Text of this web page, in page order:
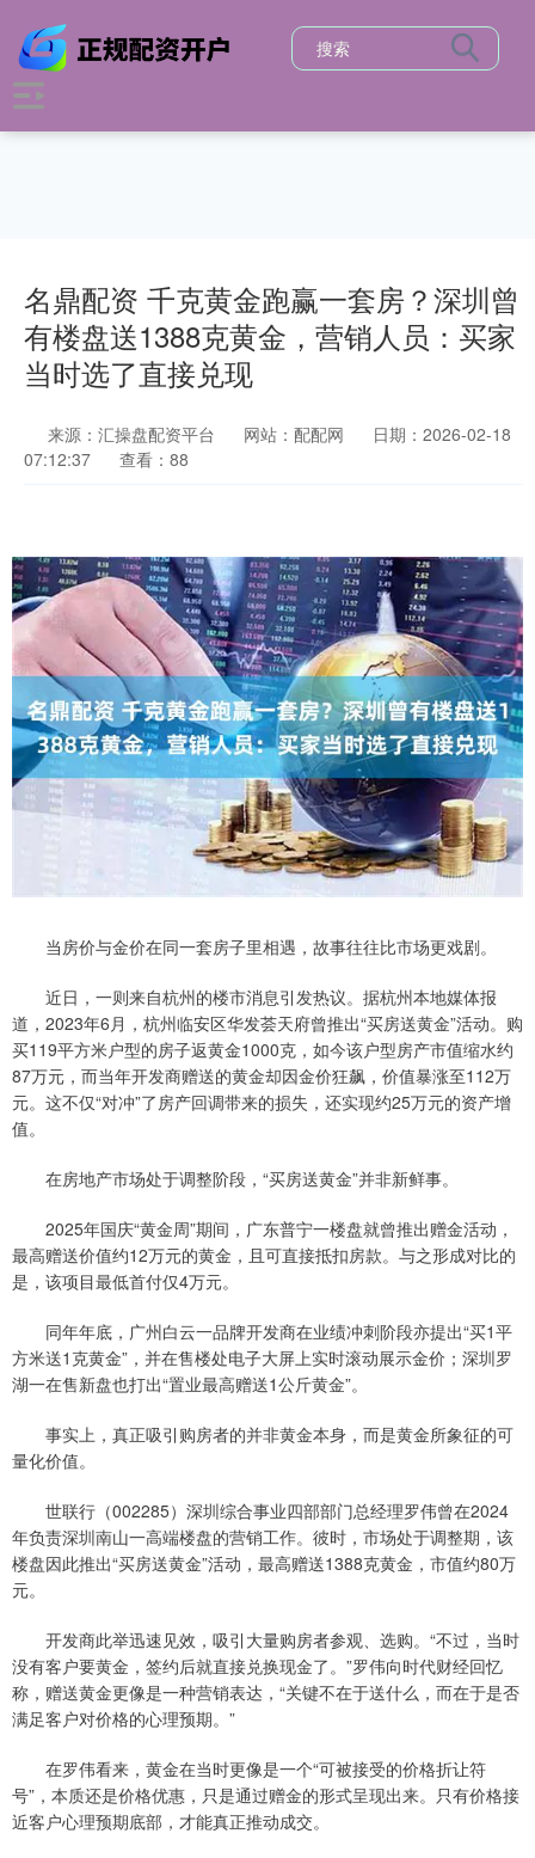
名鼎配资 千克黄金跑赢一套房？深圳曾
有楼盘送1388克黄金，营销人员：买家
当时选了直接兑现
来源：汇操盘配资平台 网站：配配网
日期：2026-02-18
07:12:37
查看：88
当房价与金价在同一套房子里相遇，故事往往比市场更戏剧。
近日，一则来自杭州的楼市消息引发热议。据杭州本地媒体报
道，2023年6月，杭州临安区华发荟天府曾推出“买房送黄金”活动。购
买119平方米户型的房子返黄金1000克，如今该户型房产市值缩水约
87万元，而当年开发商赠送的黄金却因金价狂飙，价值暴涨至112万
元。这不仅“对冲”了房产回调带来的损失，还实现约25万元的资产增
值。
在房地产市场处于调整阶段，“买房送黄金”并非新鲜事。
2025年国庆“黄金周”期间，广东普宁一楼盘就曾推出赠金活动，
最高赠送价值约12万元的黄金，且可直接抵扣房款。与之形成对比的
是，该项目最低首付仅4万元。
同年年底，广州白云一品牌开发商在业绩冲刺阶段亦提出“买1平
方米送1克黄金”，并在售楼处电子大屏上实时滚动展示金价；深圳罗
湖一在售新盘也打出“置业最高赠送1公斤黄金”。
事实上，真正吸引购房者的并非黄金本身，而是黄金所象征的可
量化价值。
世联行（002285）深圳综合事业四部部门总经理罗伟曾在2024
年负责深圳南山一高端楼盘的营销工作。彼时，市场处于调整期，该
楼盘因此推出“买房送黄金”活动，最高赠送1388克黄金，市值约80万
元。
开发商此举迅速见效，吸引大量购房者参观、选购。“不过，当时
没有客户要黄金，签约后就直接兑换现金了。”罗伟向时代财经回忆
称，赠送黄金更像是一种营销表达，“关键不在于送什么，而在于是否
满足客户对价格的心理预期。”
在罗伟看来，黄金在当时更像是一个“可被接受的价格折让符
号”，本质还是价格优惠，只是通过赠金的形式呈现出来。只有价格接
近客户心理预期底部，才能真正推动成交。